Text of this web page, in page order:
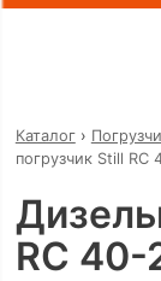
Каталог›
погрузчик Still
RC 40-